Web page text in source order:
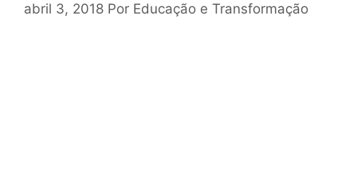
abril 3, 2018 Por Educação e Transformação